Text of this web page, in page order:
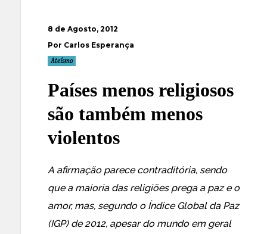
8 de Agosto, 2012
Por Carlos Esperança
Ateísmo
Países menos religiosos
são também menos
violentos
A afirmação parece contraditória, sendo
que a maioria das religiões prega a paz e o
amor, mas, segundo o Índice Global da Paz
(IGP) de 2012, apesar do mundo em geral